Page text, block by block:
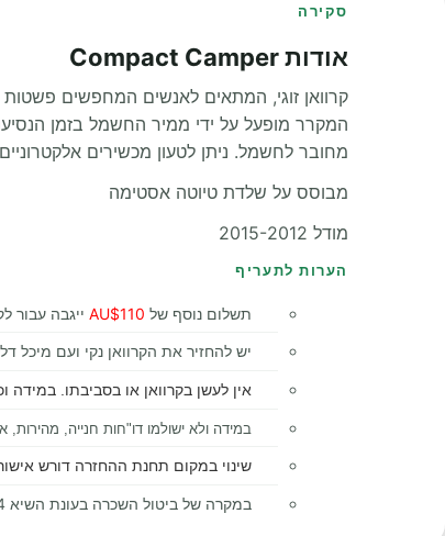
סקירה
אודות Compact Camper
קרוואן זוגי, המתאים לאנשים המחפשים פשטות
המקרר מופעל על ידי ממיר החשמל בזמן
מחובר לחשמל. ניתן לטעון מכשירים
מבוסס על שלדת טיוטה אסטימה
מודל 2015-2012
הערות לתעריף
תשלום נוסף של AU$110 ייגבה עבור
יש להחזיר את הקרוואן נקי ועם
אין לעשן בקרוואן או בסביבתו. במידה
במידה ולא ישולמו דו"חות חנייה, מהירות,
שינוי במקום תחנת ההחזרה דורש
במקרה של ביטול השכרה בעונת השיא 14 בדצמבר עד 15 בינואר, דמי הביטול חלים במלואם לא משנה מועד הביטול.